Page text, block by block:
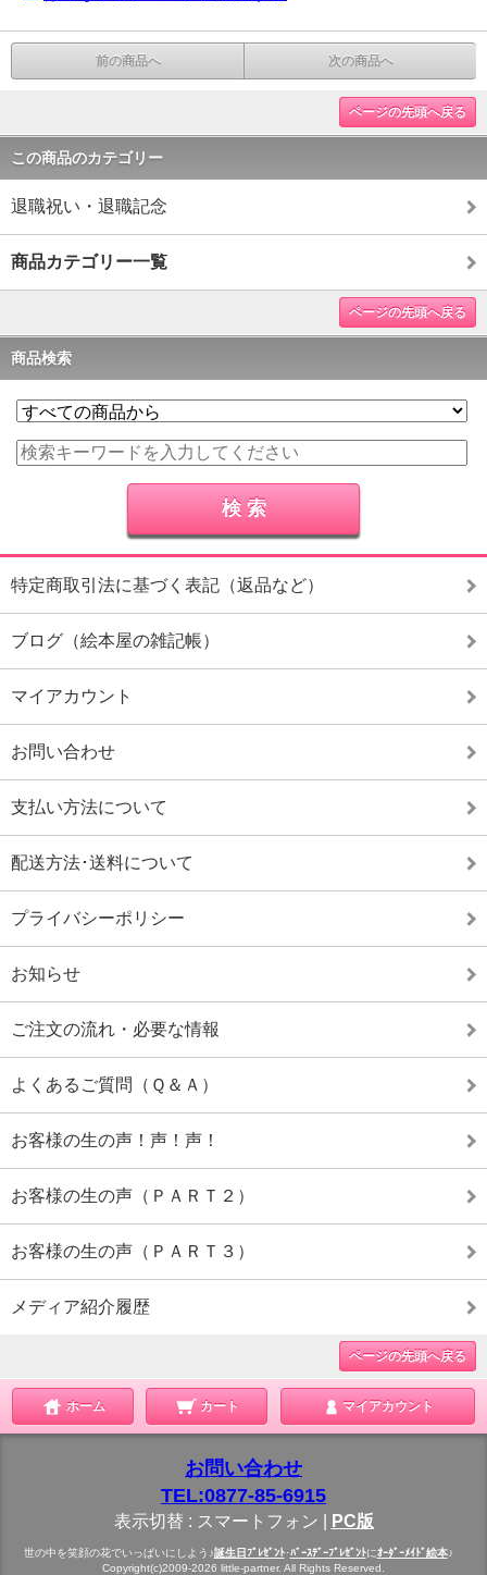
前の商品へ 次の商品へ
ページの先頭へ戻る
この商品のカテゴリー
退職祝い・退職記念
商品カテゴリー一覧
ページの先頭へ戻る
商品検索
特定商取引法に基づく表記（返品など）
ブログ（絵本屋の雑記帳）
マイアカウント
お問い合わせ
支払い方法について
配送方法･送料について
プライバシーポリシー
お知らせ
ご注文の流れ・必要な情報
よくあるご質問（Ｑ＆Ａ）
お客様の生の声！声！声！
お客様の生の声（ＰＡＲＴ２）
お客様の生の声（ＰＡＲＴ３）
メディア紹介履歴
ページの先頭へ戻る
ホーム カート マイアカウント
お問い合わせ
TEL:0877-85-6915
表示切替 : スマートフォン PC版
世の中を笑顔の花でいっぱいにしよう♪誕生日ﾌﾟﾚｾﾞﾝﾄ･ﾊﾞｰｽﾃﾞｰﾌﾟﾚｾﾞﾝﾄにｵｰﾀﾞｰﾒｲﾄﾞ絵本♪
Copyright(c)2009-2026 little-partner. All Rights Reserved.